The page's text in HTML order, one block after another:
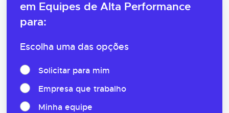
em Equipes de Alta Performance
para:
Escolha uma das opções
Solicitar para mim
Empresa que trabalho
Minha equipe